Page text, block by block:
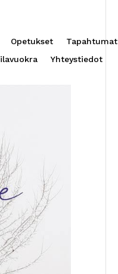
Opetukset Tapahtumat
Yhteystiedot